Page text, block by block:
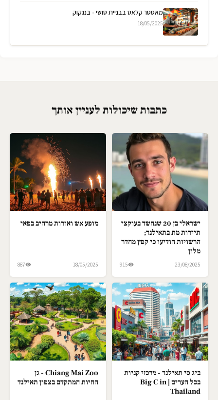
מאסטר קלאס בבניית סושי - בנגקוק
18/05/2025
כתבות שיכולות לעניין אותך
ישראלי בן 20 שנחשד בעוקצי
תיירות מת בתאילנד;
הרשויות הודיעו כי קפץ מחדר
מלון
23/08/2025
915
מופע אש ואורות מרהיב בפאי
18/05/2025
887
ביג סי תאילנד - מרכזי קניות
בכל הערים | Big C in
Thailand
Chiang Mai Zoo - גן
החיות המתקדם בצפון תאילנד